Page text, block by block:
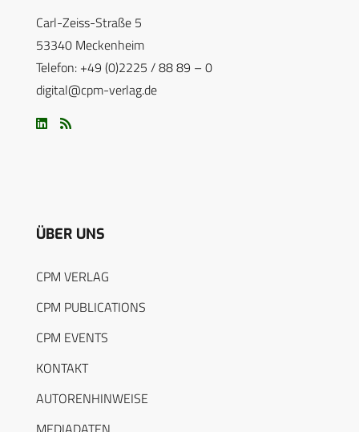
Carl-Zeiss-Straße 5
53340 Meckenheim
Telefon: +49 (0)2225 / 88 89 – 0
digital@cpm-verlag.de
ÜBER UNS
CPM VERLAG
CPM PUBLICATIONS
CPM EVENTS
KONTAKT
AUTORENHINWEISE